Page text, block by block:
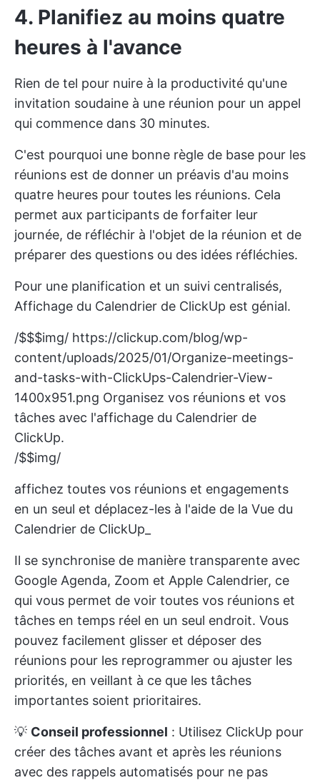
4. Planifiez au moins quatre
heures à l'avance
Rien de tel pour nuire à la productivité qu'une
invitation soudaine à une réunion pour un appel
qui commence dans 30 minutes.
C'est pourquoi une bonne règle de base pour les
réunions est de donner un préavis d'au moins
quatre heures pour toutes les réunions. Cela
permet aux participants de forfaiter leur
journée, de réfléchir à l'objet de la réunion et de
préparer des questions ou des idées réfléchies.
Pour une planification et un suivi centralisés,
Affichage du Calendrier de ClickUp est génial.
/$$$img/ https://clickup.com/blog/wp-
content/uploads/2025/01/Organize-meetings-
and-tasks-with-ClickUps-Calendrier-View-
1400x951.png Organisez vos réunions et vos
tâches avec l'affichage du Calendrier de
ClickUp.
/$$img/
affichez toutes vos réunions et engagements
en un seul et déplacez-les à l'aide de la Vue du
Calendrier de ClickUp_
Il se synchronise de manière transparente avec
Google Agenda, Zoom et Apple Calendrier, ce
qui vous permet de voir toutes vos réunions et
tâches en temps réel en un seul endroit. Vous
pouvez facilement glisser et déposer des
réunions pour les reprogrammer ou ajuster les
priorités, en veillant à ce que les tâches
importantes soient prioritaires.
💡 Conseil professionnel : Utilisez ClickUp pour
créer des tâches avant et après les réunions
avec des rappels automatisés pour ne pas